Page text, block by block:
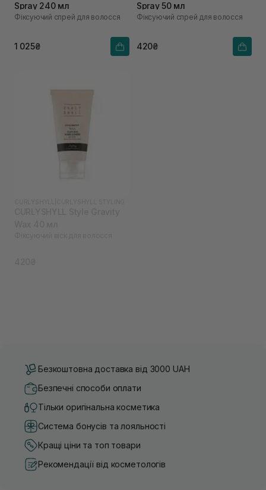
Spray 240 мл
Фіксуючий спрей для волосся
1 025₴
Spray 50 мл
Фіксуючий спрей для волосся
420₴
Безкоштовна доставка від 3000 UAH
Безпечні способи оплати
Тільки оригінальна косметика
Система бонусів та лояльності
Кращі ціни та топ товари
Рекомендації від косметологів